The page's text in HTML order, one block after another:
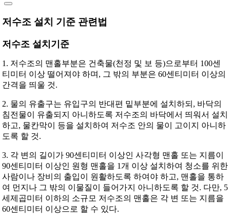
저수조 설치 기준 관련법
저수조 설치기준
1. 저수조의 맨홀부분은 건축물(천정 및 보 등)으로부터 100센
티미터 이상 떨어져야 하며, 그 밖의 부분은 60센티미터 이상의
간격을 띄울 것.
2. 물의 유출구는 유입구의 반대편 밑부분에 설치하되, 바닥의
침전물이 유출되지 아니하도록 저수조의 바닥에서 띄워서 설치
하고, 물칸막이 등을 설치하여 저수조 안의 물이 고이지 아니하
도록 할 것.
3. 각 변의 길이가 90센티미터 이상인 사각형 맨홀 또는 지름이
90센티미터 이상인 원형 맨홀을 1개 이상 설치하여 청소를 위한
사람이나 장비의 출입이 원활하도록 하여야 하고, 맨홀을 통하
여 먼지나 그 밖의 이물질이 들어가지 아니하도록 할 것. 다만, 5
세제곱미터 이하의 소규모 저수조의 맨홀은 각 변 또는 지름을
60센티미터 이상으로 할 수 있다.